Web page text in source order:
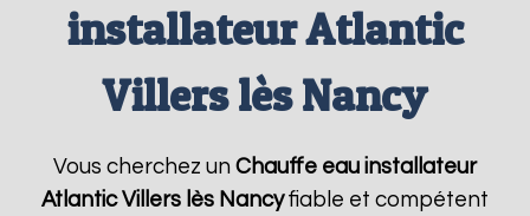
installateur Atlantic
Villers lès Nancy
Vous cherchez un Chauffe eau installateur
Atlantic Villers lès Nancyfiable et compétent